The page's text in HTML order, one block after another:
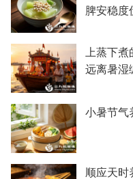
脾安稳度
上蒸下
远离暑湿
小暑节气
顺应天时